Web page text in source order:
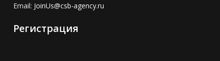
Email: JoinUs@csb-agency.ru
Регистрация